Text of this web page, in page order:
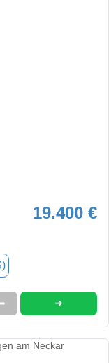
19.400 €
➜